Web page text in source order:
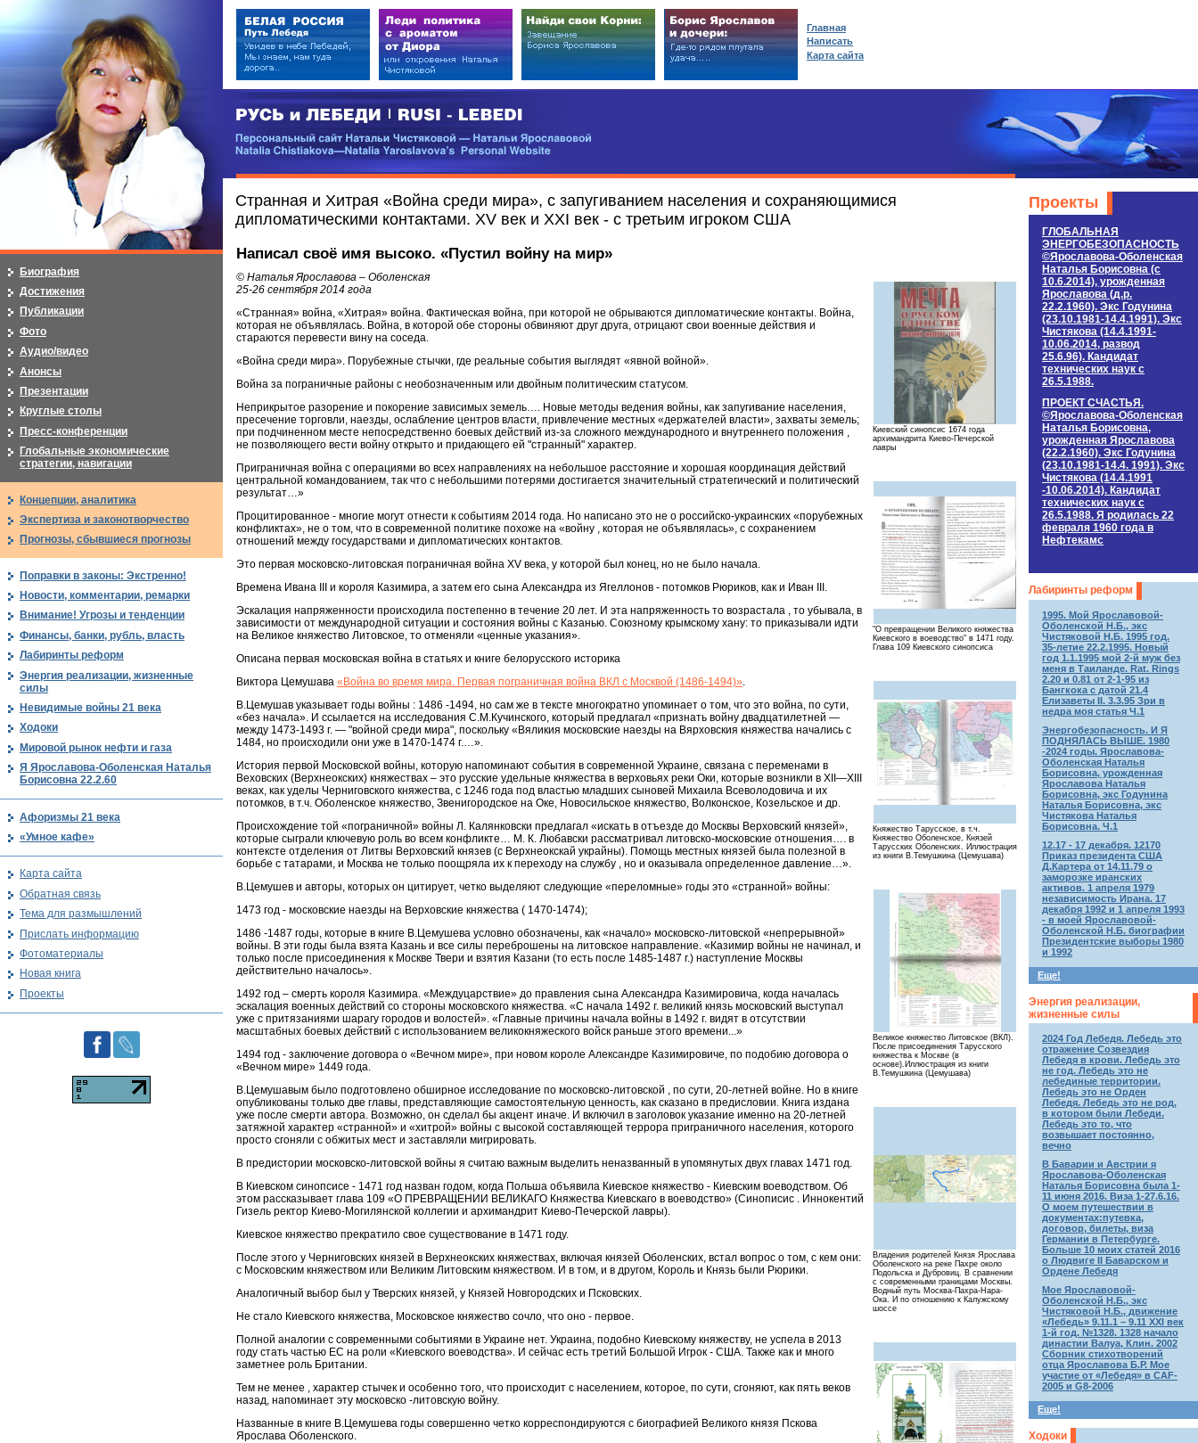
РУСЬ и ЛЕБЕДИ | RUSI — LEBEDI
Персональный сайт Натальи Чистяковой — Натальи Ярославовой
Странная и Хитрая «Война среди мира», с запугиванием населения и сохраняющимися
дипломатическими контактами. XV век и XXI век - с третьим игроком США
Написал своё имя высоко. «Пустил войну на мир»
Киевский синопсис 1674 года
архимандрита Киево-Печерской
лавры
"О превращении Великого княжества
Киевского в воеводство" в 1471 году.
Глава 109 Киевского синопсиса
Княжество Тарусское, в т.ч.
Княжество Оболенское, Князей
Тарусских Оболенских. Иллюстрация
из книги В.Темушкина (Цемушава)
Великое княжество Литовское (ВКЛ).
После присоединения Тарусского
княжества к Москве (в
основе).Иллюстрация из книги
В.Темушкина (Цемушава)
Владения родителей Князя Ярослава
Оболенского на реке Пахре около
Подольска и Дубровиц. В сравнении
с современными границами Москвы.
Водный путь Москва-Пахра-Нара-
Ока. И по отношению к Калужскому
шоссе
© Наталья Ярославова – Оболенская
25-26 сентября 2014 года
«Странная» война, «Хитрая» война. Фактическая война, при которой не обрываются дипломатические контакты. Война,
которая не объявлялась. Война, в которой обе стороны обвиняют друг друга, отрицают свои военные действия и
стараются перевести вину на соседа.
«Война среди мира». Порубежные стычки, где реальные события выглядят «явной войной».
Война за пограничные районы с необозначенным или двойным политическим статусом.
Неприкрытое разорение и покорение зависимых земель…. Новые методы ведения войны, как запугивание населения,
пресечение торговли, наезды, ослабление центров власти, привлечение местных «держателей власти», захваты земель;
при подчиненном месте непосредственно боевых действий из-за сложного международного и внутреннего положения ,
не позволяющего вести войну открыто и придающего ей "странный" характер.
Приграничная война с операциями во всех направлениях на небольшое расстояние и хорошая координация действий
центральной командованием, так что с небольшими потерями достигается значительный стратегический и политический
результат…»
Процитированное - многие могут отнести к событиям 2014 года. Но написано это не о российско-украинских «порубежных
конфликтах», не о том, что в современной политике похоже на «войну , которая не объявлялась», с сохранением
отношений между государствами и дипломатических контактов.
Это первая московско-литовская пограничная война XV века, у которой был конец, но не было начала.
Времена Ивана III и короля Казимира, а затем его сына Александра из Ягеллонов - потомков Рюриков, как и Иван III.
Эскалация напряженности происходила постепенно в течение 20 лет. И эта напряженность то возрастала , то убывала, в
зависимости от международной ситуации и состояния войны с Казанью. Союзному крымскому хану: то приказывали идти
на Великое княжество Литовское, то отменяли «ценные указания».
Описана первая московская война в статьях и книге белорусского историка
Виктора Цемушава «Война во время мира. Первая пограничная война ВКЛ с Москвой (1486-1494)»
В.Цемушав указывает годы войны : 1486 -1494, но сам же в тексте многократно упоминает о том, что это война, по сути,
«без начала». И ссылается на исследования С.М.Кучинского, который предлагал «признать войну двадцатилетней —
между 1473-1493 г. — "войной среди мира", поскольку «Вяликия московские наезды на Вярховския княжества начались с
1484, но происходили они уже в 1470-1474 г.…».
История первой Московской войны, которую напоминают события в современной Украине, связана с переменами в
Веховских (Верхнеокских) княжествах – это русские удельные княжества в верховьях реки Оки, которые возникли в XII—XIII
веках, как уделы Черниговского княжества, с 1246 года под властью младших сыновей Михаила Всеволодовича и их
потомков, в т.ч. Оболенское княжество, Звенигородское на Оке, Новосильское княжество, Волконское, Козельское и др.
Происхождение той «пограничной» войны Л. Калянковски предлагал «искать в отъезде до Москвы Верховский князей»,
которые сыграли ключевую роль во всем конфликте… М. К. Любавски рассматривал литовско-московские отношения…. в
контексте отделения от Литвы Верховский князeв (с Верхнеокскай украйны). Помощь местных князей была полезной в
борьбе с татарами, и Москва не только поощряла их к переходу на службу , но и оказывала определенное давление…».
В.Цемушев и авторы, которых он цитирует, четко выделяют следующие «переломные» годы это «странной» войны:
1473 год - московские наезды на Верховские княжества ( 1470-1474);
1486 -1487 годы, которые в книге В.Цемушева условно обозначены, как «начало» московско-литовской «непрерывной»
войны. В эти годы была взята Казань и все силы переброшены на литовское направление. «Казимир войны не начинал, и
только после присоединения к Москве Твери и взятия Казани (то есть после 1485-1487 г.) наступление Москвы
действительно началось».
1492 год – смерть короля Казимира. «Междуцарствие» до правления сына Александра Казимировича, когда началась
эскалация военных действий со стороны московского княжества. «С начала 1492 г. великий князь московский выступал
уже с притязаниями шарагу городов и волостей». «Главные причины начала войны в 1492 г. видят в отсутствии
масштабных боевых действий с использованием великокняжеского войск раньше этого времени...»
1494 год - заключение договора о «Вечном мире», при новом короле Александре Казимировиче, по подобию договора о
«Вечном мире» 1449 года.
В.Цемушавым было подготовлено обширное исследование по московско-литовской , по сути, 20-летней войне. Но в книге
опубликованы только две главы, представляющие самостоятельную ценность, как сказано в предисловии. Книга издана
уже после смерти автора. Возможно, он сделал бы акцент иначе. И включил в заголовок указание именно на 20-летней
затяжной характер «странной» и «хитрой» войны с высокой составляющей террора приграничного населения, которого
просто сгоняли с обжитых мест и заставляли мигрировать.
В предистории московско-литовской войны я считаю важным выделить неназванный в упомянутых двух главах 1471 год.
В Киевском синопсисе - 1471 год назван годом, когда Польша объявила Киевское княжество - Киевским воеводством. Об
этом рассказывает глава 109 «О ПРЕВРАЩЕНИИ ВЕЛИКАГО Княжества Киевскаго в воеводство» (Синописис . Иннокентий
Гизель ректор Киево-Могилянской коллегии и архимандрит Киево-Печерской лавры).
Киевское княжество прекратило свое существование в 1471 году.
После этого у Черниговских князей в Верхнеокских княжествах, включая князей Оболенских, встал вопрос о том, с кем они:
с Московским княжеством или Великим Литовским княжеством. И в том, и в другом, Король и Князь были Рюрики.
Аналогичный выбор был у Тверских князей, у Князей Новгородских и Псковских.
Не стало Киевского княжества, Московское княжество сочло, что оно - первое.
Полной аналогии с современными событиями в Украине нет. Украина, подобно Киевскому княжеству, не успела в 2013
году стать частью ЕС на роли «Киевского воеводства». И сейчас есть третий Большой Игрок - США. Также как и много
заметнее роль Британии.
Тем не менее , характер стычек и особенно того, что происходит с населением, которое, по сути, сгоняют, как пять веков
назад, напоминает эту московско -литовскую войну.
Названные в книге В.Цемушева годы совершенно четко корреспондируются с биографией Великого князя Пскова
Ярослава Оболенского.
Проекты
ГЛОБАЛЬНАЯ
ЭНЕРГОБЕЗОПАСНОСТЬ
©Ярославова-Оболенская
Наталья Борисовна (c
10.6.2014), урожденная
Ярославова (д.р.
22.2.1960). Экс Годунина
(23.10.1981-14.4.1991). Экс
Чистякова (14.4.1991-
10.06.2014, развод
25.6.96). Кандидат
технических наук c
26.5.1988.
ПРОЕКТ СЧАСТЬЯ.
©Ярославова-Оболенская
Наталья Борисовна,
урожденная Ярославова
(22.2.1960). Экс Годунина
(23.10.1981-14.4. 1991). Экс
Чистякова (14.4.1991
-10.06.2014). Кандидат
технических наук c
26.5.1988. Я родилась 22
февраля 1960 года в
Нефтекамс
Лабиринты реформ
1995. Мой Ярославовой-
Оболенской Н.Б., экс
Чистяковой Н.Б. 1995 год.
35-летие 22.2.1995. Новый
год 1.1.1995 мой 2-й муж без
меня в Таиланде. Rat. Rings
2.20 и 0.81 от 2-1-95 из
Бангкока с датой 21.4
Елизаветы II. 3.3.95 Зри в
недра моя статья Ч.1
Энергобезопасность. И Я
ПОДНЯЛАСЬ ВЫШЕ. 1980
-2024 годы. Ярославова-
Оболенская Наталья
Борисовна, урожденная
Ярославова Наталья
Борисовна, экс Годунина
Наталья Борисовна, экс
Чистякова Наталья
Борисовна. Ч.1
12.17 - 17 декабря. 12170
Приказ президента США
Д.Картера от 14.11.79 о
заморозке иранских
активов. 1 апреля 1979
независимость Ирана. 17
декабря 1992 и 1 апреля 1993
- в моей Ярославовой-
Оболенской Н.Б. биографии
Президентские выборы 1980
и 1992
Еще!
Энергия реализации,
жизненные силы
2024 Год Лебедя. Лебедь это
отражение Созвездия
Лебедя в крови. Лебедь это
не год. Лебедь это не
лебединые территории.
Лебедь это не Орден
Лебедя. Лебедь это не род,
в котором были Лебеди.
Лебедь это то, что
возвышает постоянно,
вечно
В Баварии и Австрии я
Ярославова-Оболенская
Наталья Борисовна была 1-
11 июня 2016. Виза 1-27.6.16.
О моем путешествии в
документах:путевка,
договор, билеты, виза
Германии в Петербурге.
Больше 10 моих статей 2016
о Людвиге II Баварском и
Ордене Лебедя
Мое Ярославовой-
Оболенской Н.Б., экс
Чистяковой Н.Б., движение
«Лебедь» 9.11.1 – 9.11 XXI век
1-й год. №1328. 1328 начало
династии Валуа, Клин. 2002
Сборник стихотворений
отца Ярославова Б.Р. Мое
участие от «Лебедя» в CAF-
2005 и G8-2006
Еще!
Ходоки
Биография
Достижения
Публикации
Фото
Аудио/видео
Анонсы
Презентации
Круглые столы
Пресс-конференции
Глобальные экономические
стратегии, навигации
Концепции, аналитика
Экспертиза и законотворчество
Прогнозы, сбывшиеся прогнозы
Поправки в законы: Экстренно!
Новости, комментарии, ремарки
Внимание! Угрозы и тенденции
Финансы, банки, рубль, власть
Лабиринты реформ
Энергия реализации, жизненные
силы
Невидимые войны 21 века
Ходоки
Мировой рынок нефти и газа
Я Ярославова-Оболенская Наталья
Борисовна 22.2.60
Афоризмы 21 века
«Умное кафе»
Карта сайта
Обратная связь
Тема для размышлений
Прислать информацию
Фотоматериалы
Новая книга
Проекты
Главная
Написать
Карта сайта